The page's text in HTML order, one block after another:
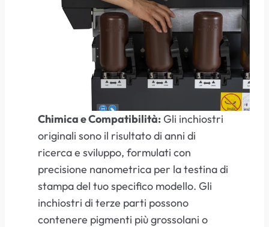
Chimica e Compatibilità:Gli inchiostri
originali sono il risultato di anni di
ricerca e sviluppo, formulati con
precisione nanometrica per la testina di
stampa del tuo specifico modello. Gli
inchiostri di terze parti possono
contenere pigmenti più grossolani o